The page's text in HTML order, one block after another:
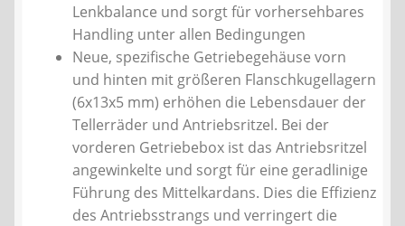
Lenkbalance und sorgt für vorhersehbares
Handling unter allen Bedingungen
Neue, spezifische Getriebegehäuse vorn
und hinten mit größeren Flanschkugellagern
(6x13x5 mm) erhöhen die Lebensdauer der
Tellerräder und Antriebsritzel. Bei der
vorderen Getriebebox ist das Antriebsritzel
angewinkelte und sorgt für eine geradlinige
Führung des Mittelkardans. Dies die Effizienz
des Antriebsstrangs und verringert die